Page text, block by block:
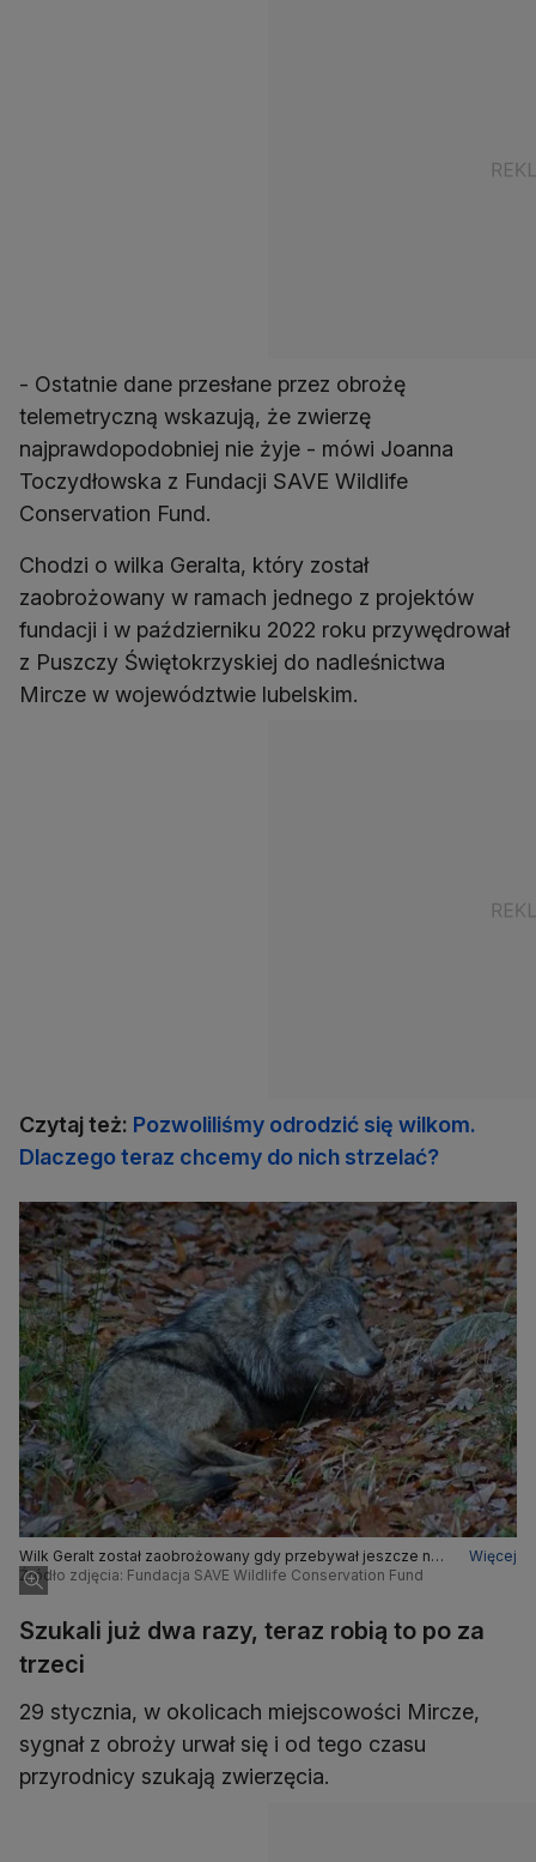
- Ostatnie dane przesłane przez obrożę
telemetryczną wskazują, że zwierzę
najprawdopodobniej nie żyje - mówi Joanna
Toczydłowska z Fundacji SAVE Wildlife
Conservation Fund.
Chodzi o wilka Geralta, który został
zaobrożowany w ramach jednego z projektów
fundacji i w październiku 2022 roku przywędrował
z Puszczy Świętokrzyskiej do nadleśnictwa
Mircze w województwie lubelskim.
Czytaj też: Pozwoliliśmy odrodzić się wilkom.
Dlaczego teraz chcemy do nich strzelać?
Wilk Geralt został zaobrożowany gdy przebywał jeszcze na
terenie Puszczy Świętokrzyskiej
Więcej
Źródło zdjęcia: Fundacja SAVE Wildlife Conservation Fund
Szukali już dwa razy, teraz robią to po za
trzeci
29 stycznia, w okolicach miejscowości Mircze,
sygnał z obroży urwał się i od tego czasu
przyrodnicy szukają zwierzęcia.